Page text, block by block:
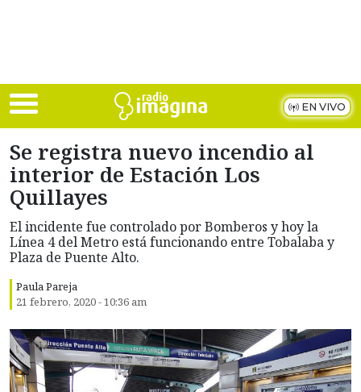
EN VIVO
Se registra nuevo incendio al
interior de Estación Los
Quillayes
El incidente fue controlado por Bomberos y hoy la
Línea 4 del Metro está funcionando entre Tobalaba y
Plaza de Puente Alto.
Paula Pareja
21 febrero, 2020 - 10:36 am